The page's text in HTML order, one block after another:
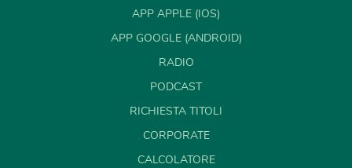
APP APPLE (IOS)
APP GOOGLE (ANDROID)
RADIO
PODCAST
RICHIESTA TITOLI
CORPORATE
CALCOLATORE